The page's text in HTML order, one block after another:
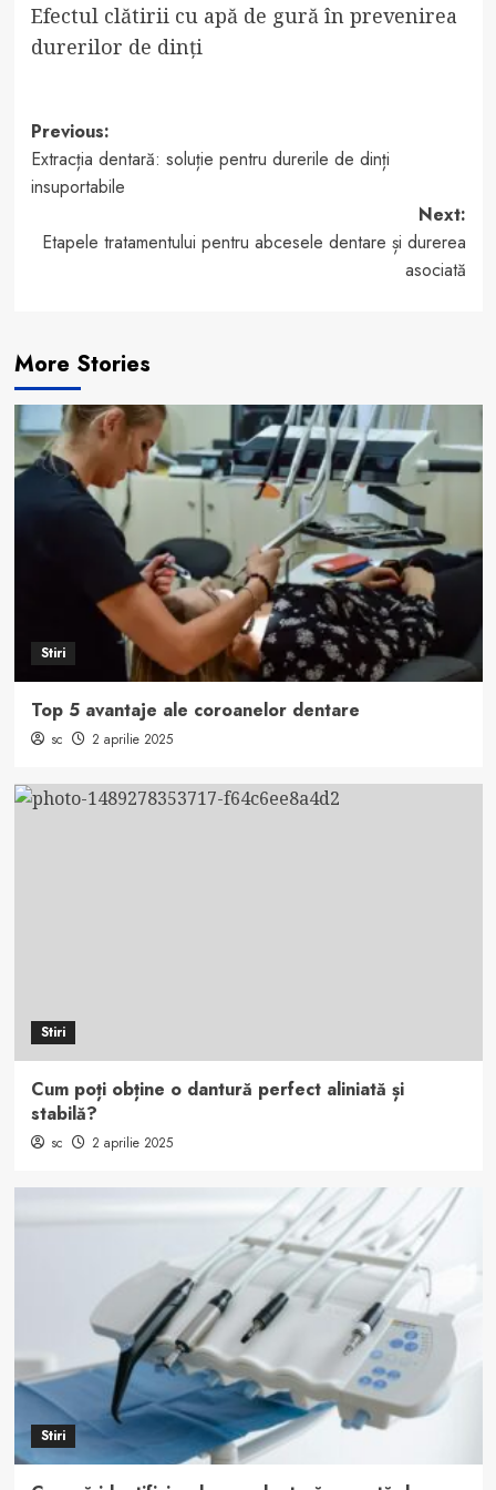
Efectul clătirii cu apă de gură în prevenirea
durerilor de dinți
Post
navigation
Previous:
Extracția dentară: soluție pentru durerile de dinți
insuportabile
Next:
Etapele tratamentului pentru abcesele dentare și durerea
asociată
More Stories
Stiri
Top 5 avantaje ale coroanelor dentare
sc 2 aprilie 2025
Stiri
Cum poți obține o dantură perfect aliniată și
stabilă?
sc 2 aprilie 2025
Stiri